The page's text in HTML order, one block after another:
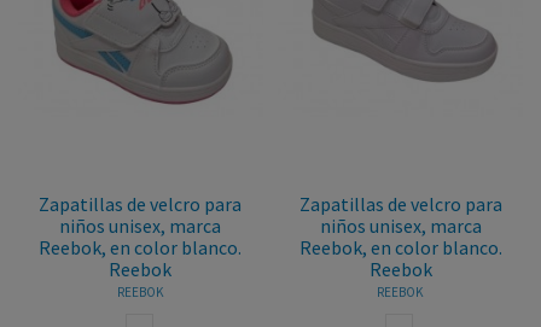
Zapatillas de velcro para
niños unisex, marca
Reebok, en color blanco.
Reebok
REEBOK
Zapatillas de velcro para
niños unisex, marca
Reebok, en color blanco.
Reebok
REEBOK